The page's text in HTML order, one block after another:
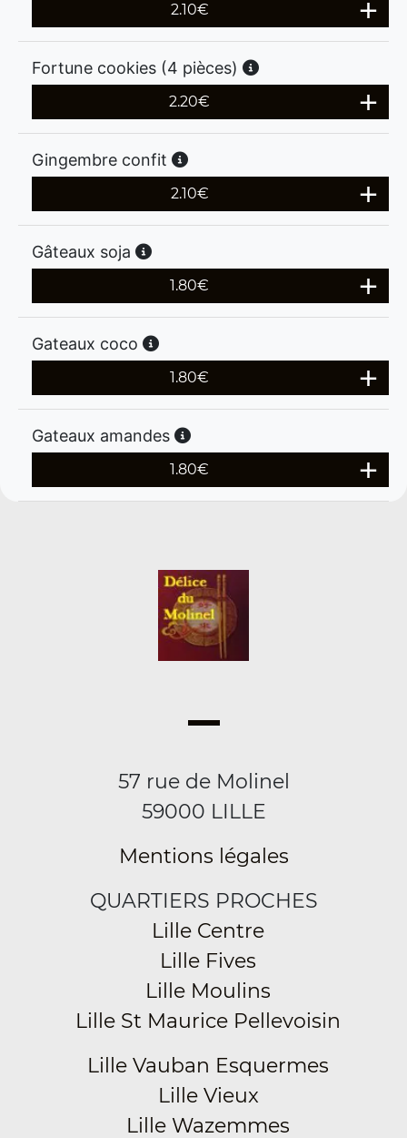
2.10€
Fortune cookies (4 pièces)
2.20€
Gingembre confit
2.10€
Gâteaux soja
1.80€
Gateaux coco
1.80€
Gateaux amandes
1.80€
57 rue de Molinel
59000 LILLE
Mentions légales
QUARTIERS PROCHES
Lille Centre
Lille Fives
Lille Moulins
Lille St Maurice Pellevoisin
Lille Vauban Esquermes
Lille Vieux
Lille Wazemmes